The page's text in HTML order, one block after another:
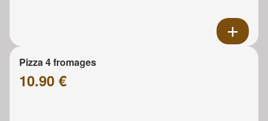
Pizza 4 fromages
10.90 €